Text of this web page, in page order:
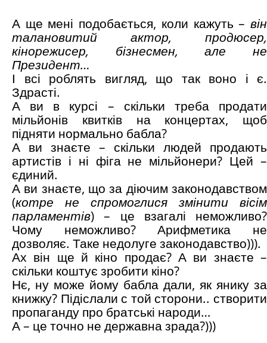
А ще мені подобається, коли кажуть – він
талановитий актор, продюсер,
кінорежисер, бізнесмен, але не
Президент…
І всі роблять вигляд, що так воно і є.
Здрасті.
А ви в курсі – скільки треба продати
мільйонів квитків на концертах, щоб
підняти нормально бабла?
А ви знаєте – скільки людей продають
артистів і ні фіга не мільйонери? Цей –
єдиний.
А ви знаєте, що за діючим законодавством
(котре не спромоглися змінити вісім
парламентів) – це взагалі неможливо?
Чому неможливо? Арифметика не
дозволяє. Таке недолуге законодавство))).
Ах він ще й кіно продає? А ви знаєте –
скільки коштує зробити кіно?
Нє, ну може йому бабла дали, як янику за
книжку? Підіслали с той сторони.. створити
пропаганду про братські народи…
А – це точно не державна зрада?)))